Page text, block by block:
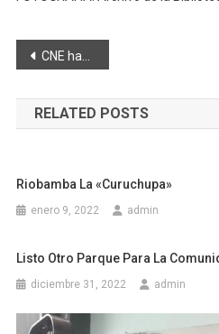
Navegación
de
entradas
CNE habilita modalidad web para cambios de domicilio
RELATED POSTS
Riobamba La «curuchupa»
enero 9, 2022 admin
Listo Otro Parque Para La
diciembre 31, 2022 admin